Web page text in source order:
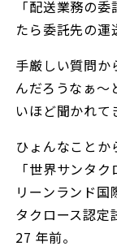
「配送業務の
たら委託先の運
手厳しい質問か
んだろうなぁ〜
いほど聞かれて
ひょんなこと
「世界サンタ
リーンランド
タクロース認定
27 年前。